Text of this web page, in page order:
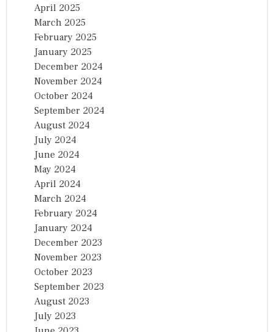
April 2025
March 2025
February 2025
January 2025
December 2024
November 2024
October 2024
September 2024
August 2024
July 2024
June 2024
May 2024
April 2024
March 2024
February 2024
January 2024
December 2023
November 2023
October 2023
September 2023
August 2023
July 2023